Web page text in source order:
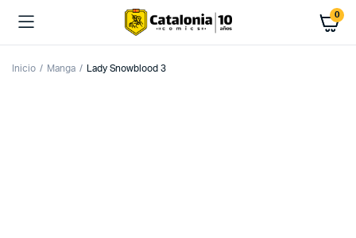
0
Inicio Manga Lady Snowblood 3